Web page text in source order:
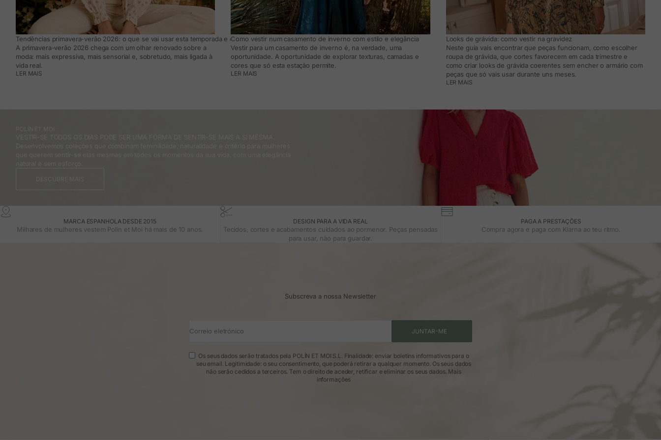
Tendências primavera-verão 2026: o que se vai usar esta temporada e como adaptá-lo ao teu dia a dia
A primavera-verão 2026 chega com um olhar renovado sobre a
moda: mais expressiva, mais sensorial e, sobretudo, mais ligada à
vida real.
LER MAIS
Como vestir num casamento de inverno com estilo e elegância
Vestir para um casamento de inverno é, na verdade, uma
oportunidade. A oportunidade de explorar texturas, camadas e
cores que só esta estação permite.
LER MAIS
Looks de grávida: como vestir na gravidez
Neste guia vais encontrar que peças funcionam, como escolher
roupa de grávida, que cortes favorecem em cada trimestre e
como criar looks de grávida coerentes sem encher o armário com
peças que só vais usar durante uns meses.
LER MAIS
MARCA ESPANHOLA DESDE 2015
Milhares de mulheres vestem Polin et Moi há mais de 10 anos.
DESIGN PARA A VIDA REAL
Tecidos, cortes e acabamentos cuidados ao pormenor. Peças pensadas
para usar, não para guardar.
PAGA A PRESTAÇÕES
Compra agora e paga com Klarna ao teu ritmo.
Subscreva a nossa Newsletter
Correio eletrónico JUNTAR-ME
Os seus dados serão tratados pela POLÍN ET MOI S.L. Finalidade: enviar boletins informativos para o
seu email. Legitimidade: o seu consentimento, que poderá retirar a qualquer momento. Os seus dados
não serão cedidos a terceiros. Tem o direito de aceder, retificar e eliminar os seus dados. Mais
informações